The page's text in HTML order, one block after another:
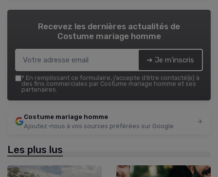
Recevez les dernières actualités de
Costume mariage homme
➔ Je m'inscris
* En remplissant ce formulaire, j’accepte d’être contacté(e) à
des fins commerciales par Costume mariage homme et ses
partenaires.
Costume mariage homme
Ajoutez-nous à vos sources préférées sur Google
Les plus lus